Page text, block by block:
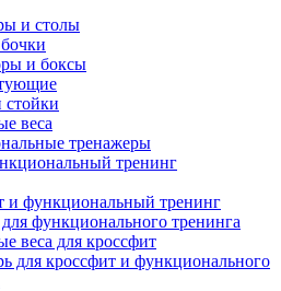
и столы
и боксы
веса
тренажеры
тренинг
и функциональный тренинг
функционального тренинга
веса для кроссфит
для кроссфит и функционального